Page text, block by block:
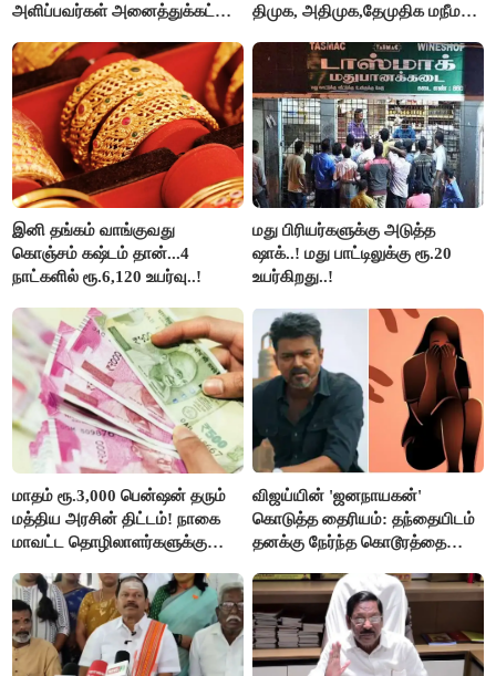
அளிப்பவர்கள் அனைத்துக்கட்சி
பங்கேற்பார்கள் - மாணிக்கம்
தாகூர்..!!
திமுக, அதிமுக,தேமுதிக மநீம
இனி தங்கம் வாங்குவது
கொஞ்சம் கஷ்டம் தான்...4
நாட்களில் ரூ.6,120 உயர்வு..!
மது பிரியர்களுக்கு அடுத்த
ஷாக்..! மது பாட்டிலுக்கு ரூ.20
உயர்கிறது..!
மாதம் ரூ.3,000 பென்ஷன் தரும்
மத்திய அரசின் திட்டம்! நாகை
மாவட்ட தொழிலாளர்களுக்கு
செய்தி!
விஜய்யின் 'ஜனநாயகன்'
கொடுத்த தைரியம்: தந்தையிடம்
தனக்கு நேர்ந்த கொடூரத்தை